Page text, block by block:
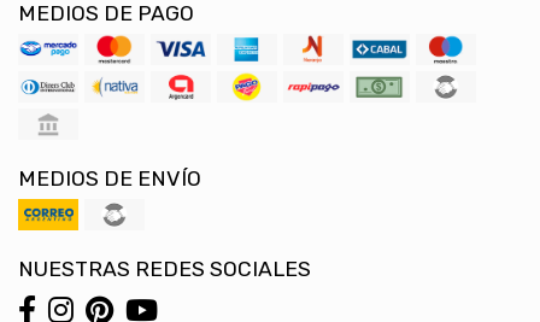
MEDIOS DE PAGO
MEDIOS DE ENVÍO
NUESTRAS REDES SOCIALES